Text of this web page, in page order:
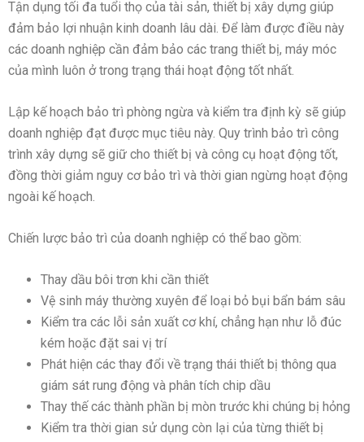
Tận dụng tối đa tuổi thọ của tài sản, thiết bị xây dựng giúp
đảm bảo lợi nhuận kinh doanh lâu dài. Để làm được điều này
các doanh nghiệp cần đảm bảo các trang thiết bị, máy móc
của mình luôn ở trong trạng thái hoạt động tốt nhất.
Lập kế hoạch bảo trì phòng ngừa và kiểm tra định kỳ sẽ giúp
doanh nghiệp đạt được mục tiêu này. Quy trình bảo trì công
trình xây dựng sẽ giữ cho thiết bị và công cụ hoạt động tốt,
đồng thời giảm nguy cơ bảo trì và thời gian ngừng hoạt động
ngoài kế hoạch.
Chiến lược bảo trì của doanh nghiệp có thể bao gồm:
Thay dầu bôi trơn khi cần thiết
Vệ sinh máy thường xuyên để loại bỏ bụi bẩn bám sâu
Kiểm tra các lỗi sản xuất cơ khí, chẳng hạn như lỗ đúc
kém hoặc đặt sai vị trí
Phát hiện các thay đổi về trạng thái thiết bị thông qua
giám sát rung động và phân tích chip dầu
Thay thế các thành phần bị mòn trước khi chúng bị hỏng
Kiểm tra thời gian sử dụng còn lại của từng thiết bị